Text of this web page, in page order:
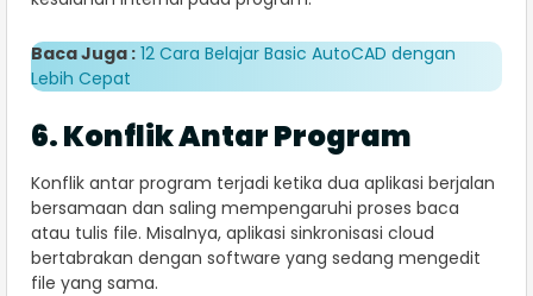
Baca Juga : 12 Cara Belajar Basic AutoCAD dengan
Lebih Cepat
6. Konflik Antar Program
Konflik antar program terjadi ketika dua aplikasi berjalan
bersamaan dan saling mempengaruhi proses baca
atau tulis file. Misalnya, aplikasi sinkronisasi cloud
bertabrakan dengan software yang sedang mengedit
file yang sama.